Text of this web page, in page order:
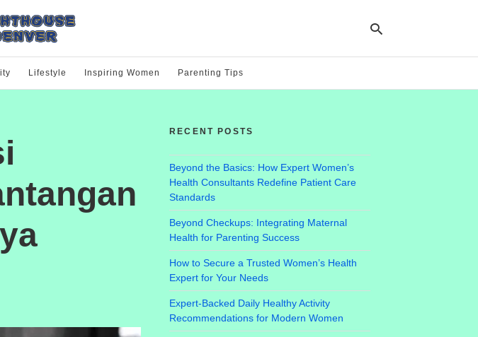
Lifestyle Inspiring Women Parenting Tips
RECENT POSTS
Beyond the Basics: How Expert Women’s
Health Consultants Redefine Patient Care
Standards
Beyond Checkups: Integrating Maternal
Health for Parenting Success
How to Secure a Trusted Women’s Health
Expert for Your Needs
Expert-Backed Daily Healthy Activity
Recommendations for Modern Women